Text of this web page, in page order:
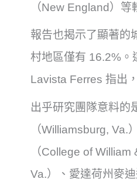
（New England）等
報告也揭示了顯著的
村地區僅有 16.2%。
Lavista Ferres 指出
出乎研究團隊意料的
（Williamsburg,
（College of
Va.）、愛達荷州麥